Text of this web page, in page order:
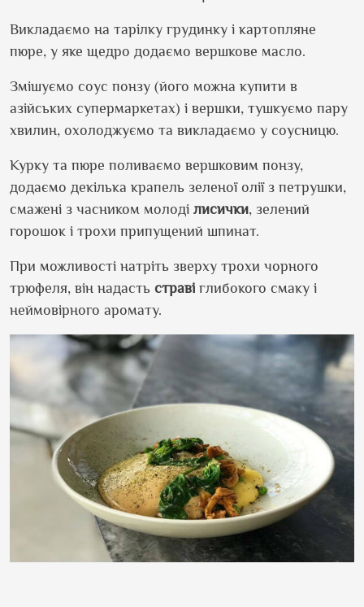
Викладаємо на тарілку грудинку і картопляне
пюре, у яке щедро додаємо вершкове масло.
Змішуємо соус понзу (його можна купити в
азійських супермаркетах) і вершки, тушкуємо пару
хвилин, охолоджуємо та викладаємо у соусницю.
Курку та пюре поливаємо вершковим понзу,
додаємо декілька крапель зеленої олії з петрушки,
смажені з часником молоді лисички, зелений
горошок і трохи припущений шпинат.
При можливості натріть зверху трохи чорного
трюфеля, він надасть страві глибокого смаку і
неймовірного аромату.